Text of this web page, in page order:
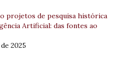
projetos de pesquisa histórica
Artificial: das fontes ao
2025